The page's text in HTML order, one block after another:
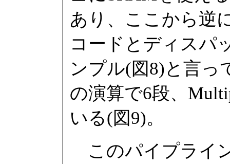
あり、ここから逆
コードとディスパ
ンプル(図8)と言っ
の演算で6段、
いる(図9)。
このパイプライ